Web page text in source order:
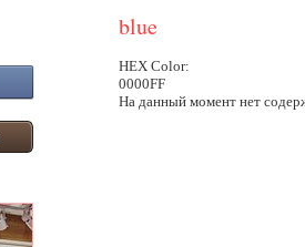
blue
HEX Color:
0000FF
На данный момент нет